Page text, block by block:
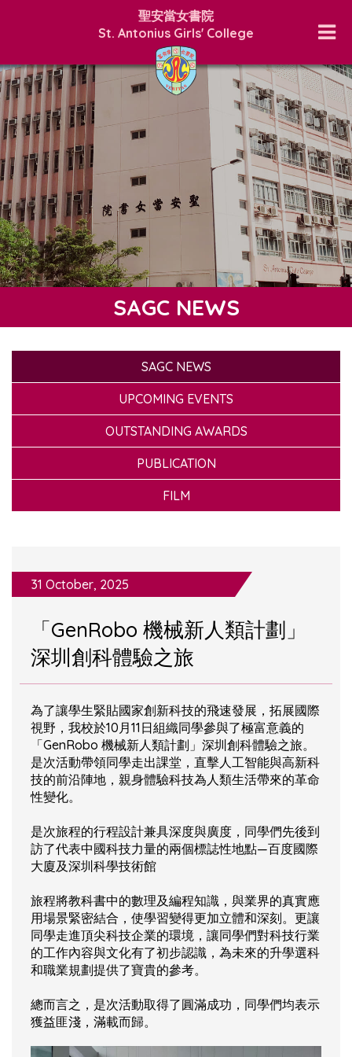
聖安當女書院
St. Antonius Girls' College
SAGC NEWS
SAGC NEWS
UPCOMING EVENTS
OUTSTANDING AWARDS
PUBLICATION
FILM
31 October, 2025
「GenRobo 機械新人類計劃」
深圳創科體驗之旅
為了讓學生緊貼國家創新科技的飛速發展，拓展國際
視野，我校於10月11日組織同學參與了極富意義的
「GenRobo 機械新人類計劃」深圳創科體驗之旅。
是次活動帶領同學走出課堂，直擊人工智能與高新科
技的前沿陣地，親身體驗科技為人類生活帶來的革命
性變化。
是次旅程的行程設計兼具深度與廣度，同學們先後到
訪了代表中國科技力量的兩個標誌性地點—百度國際
大廈及深圳科學技術館
旅程將教科書中的數理及編程知識，與業界的真實應
用場景緊密結合，使學習變得更加立體和深刻。更讓
同學走進頂尖科技企業的環境，讓同學們對科技行業
的工作內容與文化有了初步認識，為未來的升學選科
和職業規劃提供了寶貴的參考。
總而言之，是次活動取得了圓滿成功，同學們均表示
獲益匪淺，滿載而歸。